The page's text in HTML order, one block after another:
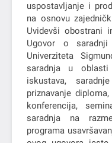
uspostavljanje i
na osnovu
Uvidevši obostrani
Ugovor o
Univerziteta
saradnja u
iskustava,
priznavanje
konferencija,
saradnja na
programa